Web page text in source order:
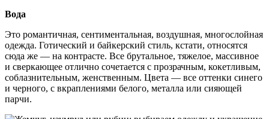
Вода
Это романтичная, сентиментальная, воздушная, многослойная
одежда. Готический и байкерский стиль, кстати, относятся
сюда же — на контрасте. Все брутальное, тяжелое, массивное
и сверкающее отлично сочетается с прозрачным, кокетливым,
соблазнительным, женственным. Цвета — все оттенки синего
и черного, с вкраплениями белого, металла или сияющей
парчи.